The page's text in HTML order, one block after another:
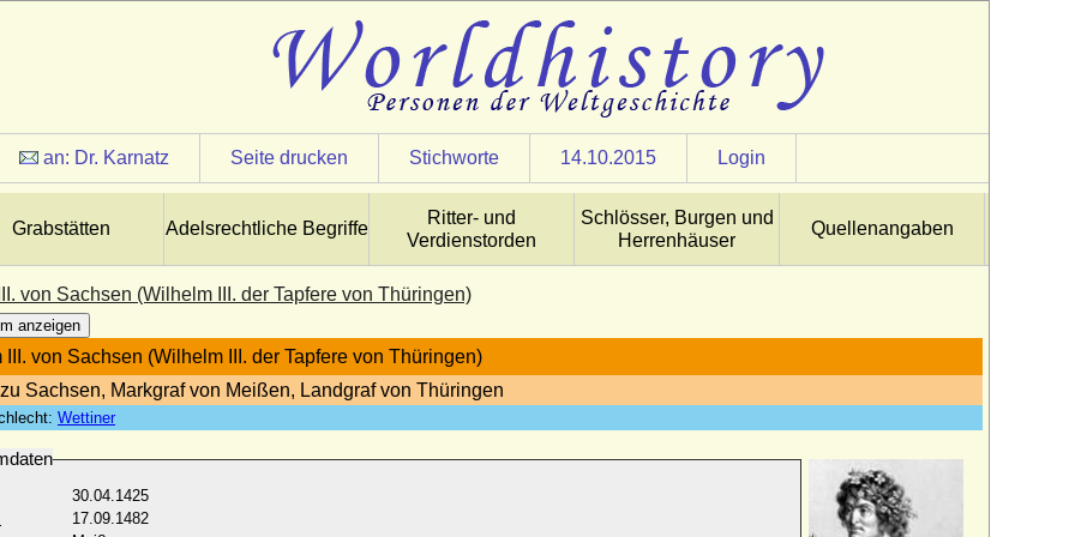
an: Dr. Karnatz Seite drucken Stichworte 14.10.2015 Login
Grabstätten Adelsrechtliche Begriffe
Ritter- und
Verdienstorden
Schlösser, Burgen und
Herrenhäuser
Quellenangaben
von Sachsen (Wilhelm III. der Tapfere von Thüringen)
anzeigen
III. von Sachsen (Wilhelm III. der Tapfere von Thüringen)
Sachsen, Markgraf von Meißen, Landgraf von Thüringen
Wettiner
30.04.1425
17.09.1482